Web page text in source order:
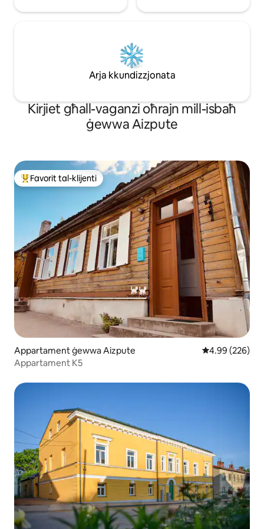
Arja kkundizzjonata
Kirjiet għall-vaganzi oħrajn mill-isbaħ
ġewwa Aizpute
Wieħed mill-aqwa favoriti tal-klijenti
Favorit tal-klijenti
Appartament ġewwa Aizpute Rating medju
4.99 (226)
Appartament K5